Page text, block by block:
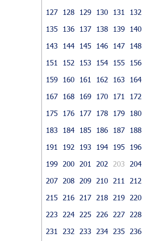
127
128 129 130 131 132
135
136 137 138 139 140
143
144 145 146 147 148
151
152 153 154 155 156
159
160 161 162 163 164
167
168 169 170 171 172
175
176 177 178 179 180
183
184 185 186 187 188
191
192 193 194 195 196
199
200 201 202 203 204
207
208 209 210 211 212
215
216 217 218 219 220
223
224 225 226 227 228
231
232 233 234 235 236